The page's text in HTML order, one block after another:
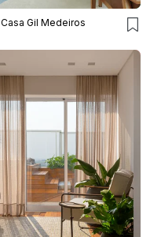
Casa Gil Medeiros